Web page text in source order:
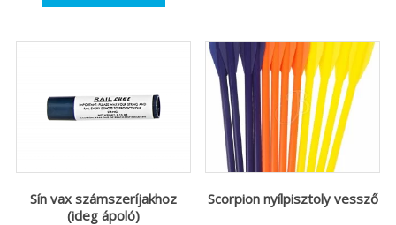
Sín vax számszeríjakhoz
(ideg ápoló)
Scorpion nyílpisztoly vessző